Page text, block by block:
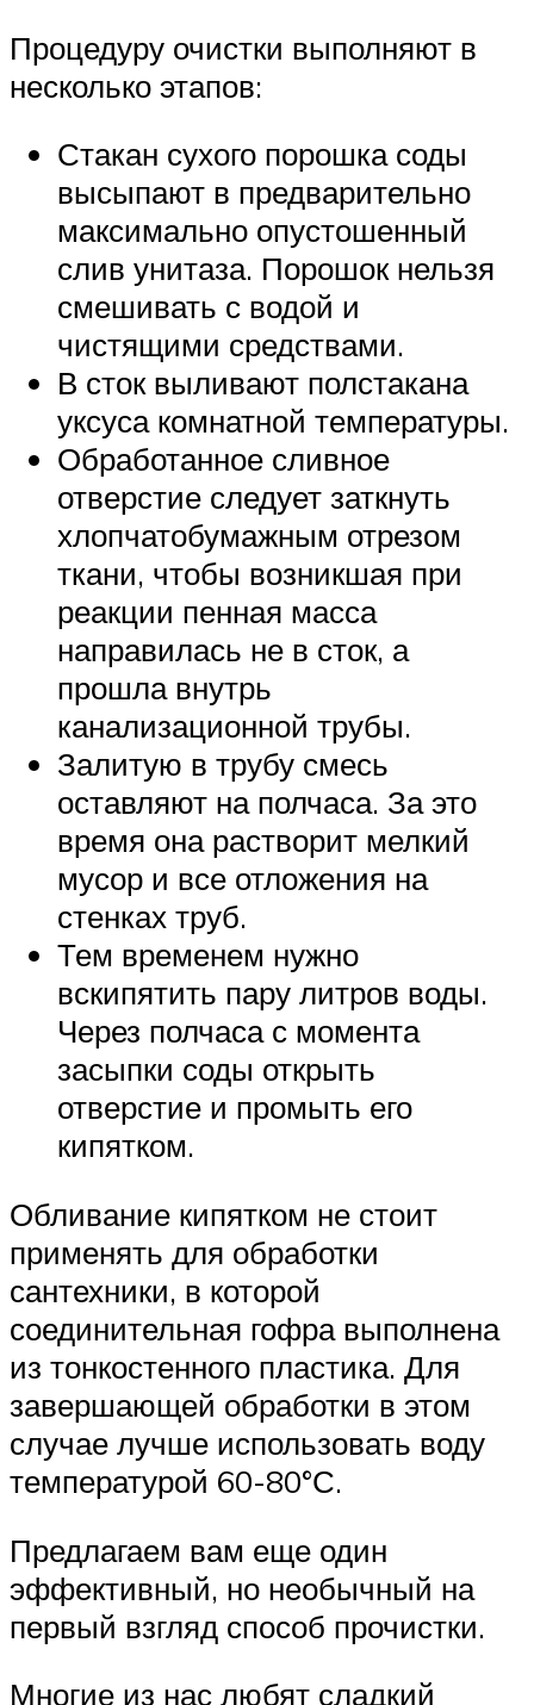
Процедуру очистки выполняют в
несколько этапов:
Стакан сухого порошка соды
высыпают в предварительно
максимально опустошенный
слив унитаза. Порошок нельзя
смешивать с водой и
чистящими средствами.
В сток выливают полстакана
уксуса комнатной температуры.
Обработанное сливное
отверстие следует заткнуть
хлопчатобумажным отрезом
ткани, чтобы возникшая при
реакции пенная масса
направилась не в сток, а
прошла внутрь
канализационной трубы.
Залитую в трубу смесь
оставляют на полчаса. За это
время она растворит мелкий
мусор и все отложения на
стенках труб.
Тем временем нужно
вскипятить пару литров воды.
Через полчаса с момента
засыпки соды открыть
отверстие и промыть его
кипятком.
Обливание кипятком не стоит
применять для обработки
сантехники, в которой
соединительная гофра выполнена
из тонкостенного пластика. Для
завершающей обработки в этом
случае лучше использовать воду
температурой 60-80°С.
Предлагаем вам еще один
эффективный, но необычный на
первый взгляд способ прочистки.
Многие из нас любят сладкий